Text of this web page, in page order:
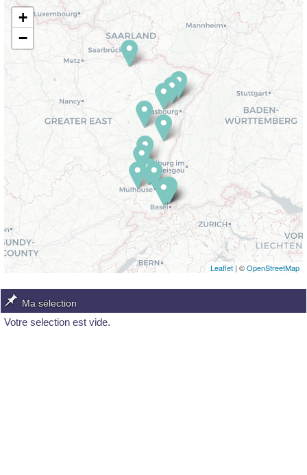
+
−
Leaflet | ©OpenStreetMap
Ma sélection
Votre selection est vide.